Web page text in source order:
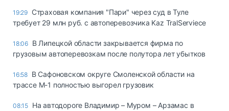
19:29 Страховая компания "Пари" через суд в Туле
требует 29 млн руб. с автоперевозчика Kaz TralServiece
18:06 В Липецкой области закрывается фирма по
грузовым автоперевозкам после полутора лет убытков
16:58 В Сафоновском округе Смоленской области на
трассе М-1 полностью выгорел грузовик
08:15 На автодороге Владимир – Муром – Арзамас в